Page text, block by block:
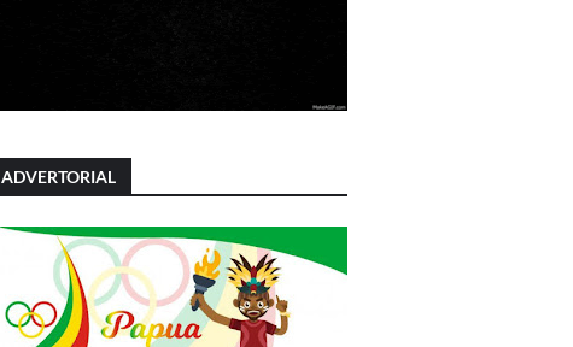
ADVERTORIAL